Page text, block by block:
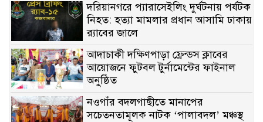
দরিয়ানগরে প্যারাসেইলিং দুর্ঘটনায় পর্যটক
নিহত: হত্যা মামলার প্রধান আসামি ঢাকায়
র‌্যাবের জালে
আদাচাকী দক্ষিণপাড়া ফ্রেন্ডস ক্লাবের
আয়োজনে ফুটবল টুর্নামেন্টের ফাইনাল
অনুষ্ঠিত
নওগাঁর বদলগাছীতে মানাপের
সচেতনতামূলক নাটক ‘পালাবদল’ মঞ্চস্থ